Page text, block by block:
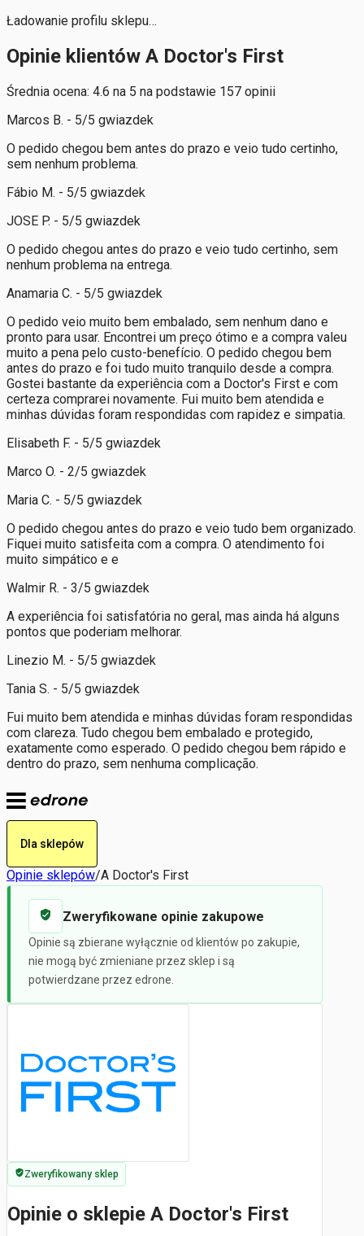
Ładowanie profilu sklepu…
Opinie klientów A Doctor's First
Średnia ocena: 4.6 na 5 na podstawie 157 opinii
Marcos B. - 5/5 gwiazdek
O pedido chegou bem antes do prazo e veio tudo certinho,
sem nenhum problema.
Fábio M. - 5/5 gwiazdek
JOSE P. - 5/5 gwiazdek
O pedido chegou antes do prazo e veio tudo certinho, sem
nenhum problema na entrega.
Anamaria C. - 5/5 gwiazdek
O pedido veio muito bem embalado, sem nenhum dano e
pronto para usar. Encontrei um preço ótimo e a compra valeu
muito a pena pelo custo-benefício. O pedido chegou bem
antes do prazo e foi tudo muito tranquilo desde a compra.
Gostei bastante da experiência com a Doctor's First e com
certeza comprarei novamente. Fui muito bem atendida e
minhas dúvidas foram respondidas com rapidez e simpatia.
Elisabeth F. - 5/5 gwiazdek
Marco O. - 2/5 gwiazdek
Maria C. - 5/5 gwiazdek
O pedido chegou antes do prazo e veio tudo bem organizado.
Fiquei muito satisfeita com a compra. O atendimento foi
muito simpático e e
Walmir R. - 3/5 gwiazdek
A experiência foi satisfatória no geral, mas ainda há alguns
pontos que poderiam melhorar.
Linezio M. - 5/5 gwiazdek
Tania S. - 5/5 gwiazdek
Fui muito bem atendida e minhas dúvidas foram respondidas
com clareza. Tudo chegou bem embalado e protegido,
exatamente como esperado. O pedido chegou bem rápido e
dentro do prazo, sem nenhuma complicação.
Dla sklepów
Opinie sklepów/A Doctor's First
Zweryfikowane opinie zakupowe
Opinie są zbierane wyłącznie od klientów po zakupie,
nie mogą być zmieniane przez sklep i są
potwierdzane przez edrone.
Zweryfikowany sklep
Opinie o sklepie A Doctor's First